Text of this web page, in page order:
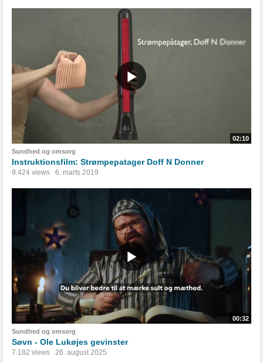
02:10
Sundhed og omsorg
Instruktionsfilm: Strømpepatager Doff N Donner
9.424 views 6. marts 2019
00:32
Sundhed og omsorg
Søvn - Ole Lukøjes gevinster
7.182 views 26. august 2025